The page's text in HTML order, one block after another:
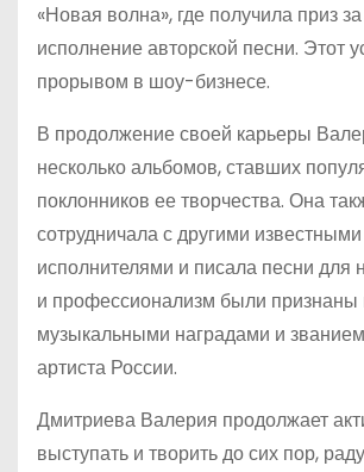
«Новая волна», где получила приз
исполнение авторской песни. Этот
прорывом в шоу-бизнесе.
В продолжение своей карьеры
несколько альбомов, ставших
поклонников ее творчества. Она
сотрудничала с другими известными
исполнителями и писала песни для
и профессионализм были признаны
музыкальными наградами и
артиста России.
Дмитриева Валерия продолжает
выступать и творить до сих пор,